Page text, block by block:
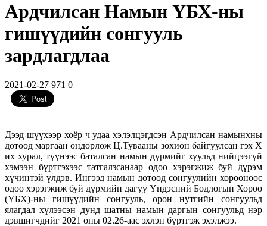
Ардчилсан Намын ҮБХ-ны
гишүүдийн сонгууль
зардлагдлаа
2021-02-27 971 0
Дээд шүүхээр хоёр ч удаа хэлэлцэгдсэн Ардчилсан намынхны
дотоод маргаан өндөрлөж Ц.Тувааны зохион байгуулсан гэх Х
их хурал, түүнээс баталсан намын дүрмийг хуульд нийцээгүй
хэмээн бүртгэхээс татгалзсанаар одоо хэрэгжиж буй дүрэм
хүчинтэй үлдэв. Ингээд намын дотоод сонгуулийн хорооноос
одоо хэрэгжиж буй дүрмийн дагуу Үндэсний Бодлогын Хороо
(ҮБХ)-ны гишүүдийн сонгууль, орон нутгийн сонгуульд
ялагдал хүлээсэн дунд шатны намын даргын сонгуульд нэр
дэвшигчдийг 2021 оны 02.26-аас эхлэн бүртгэж эхэлжээ.